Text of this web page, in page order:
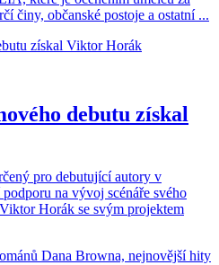
činy, občanské postoje a ostatní ...
debutu získal
pro debutující autory v
na vývoj scénáře svého
Horák se svým projektem